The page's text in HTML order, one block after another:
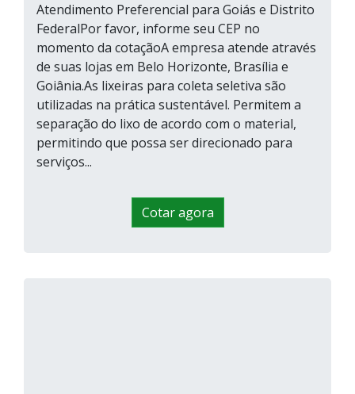
Atendimento Preferencial para Goiás e Distrito
FederalPor favor, informe seu CEP no
momento da cotaçãoA empresa atende através
de suas lojas em Belo Horizonte, Brasília e
Goiânia.As lixeiras para coleta seletiva são
utilizadas na prática sustentável. Permitem a
separação do lixo de acordo com o material,
permitindo que possa ser direcionado para
serviços...
Cotar agora